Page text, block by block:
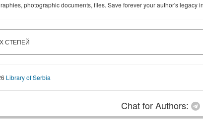
photographic documents, files. Save forever your author's legacy
СТЕПЕЙ
Library of Serbia
Chat for Authors: